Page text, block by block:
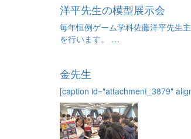
洋平先生の模型展示会
毎年恒例ゲーム学科佐藤洋平先生
を行います。 …
金先生
[caption id="attachment_3879"